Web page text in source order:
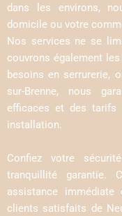
dans les environs,
domicile ou votre
Nos services ne se
couvrons également
besoins en serrurerie,
sur-Brenne, nous
efficaces et des tarifs
installation.
Confiez votre
tranquillité garantie.
assistance
clients satisfaits de